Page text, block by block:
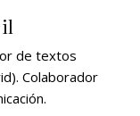
de textos
Colaborador